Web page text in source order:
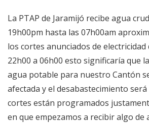
La PTAP de Jaramijó recibe agua
19h00pm hasta las 07h00am
los cortes anunciados de
22h00 a 06h00 esto significaría que
agua potable para nuestro Cantón
afectada y el desabastecimiento
cortes están programados
en que empezamos a recibir algo de